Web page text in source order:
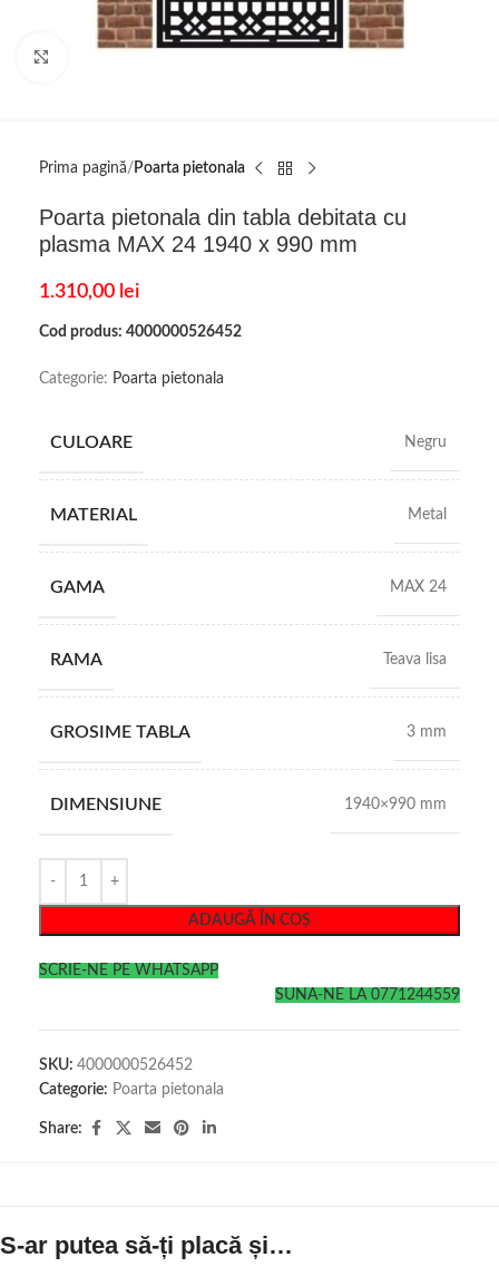
Prima pagină Poarta pietonala
Poarta pietonala din tabla debitata cu
plasma MAX 24 1940 x 990 mm
1.310,00 lei
Cod produs: 4000000526452
Categorie: Poarta pietonala
CULOARE Negru
MATERIAL Metal
GAMA MAX 24
RAMA Teava lisa
GROSIME TABLA 3 mm
DIMENSIUNE 1940×990 mm
ADAUGĂ ÎN COȘ
SCRIE-NE PE WHATSAPP
SUNA-NE LA 0771244559
SKU: 4000000526452
Categorie: Poarta pietonala
Share:
S-ar putea să-ți placă și…